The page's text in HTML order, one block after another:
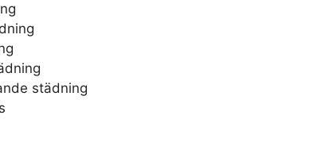
städning